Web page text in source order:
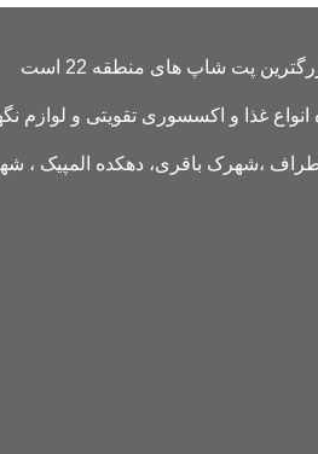
غذا و اکسسوری تقویتی و لوازم